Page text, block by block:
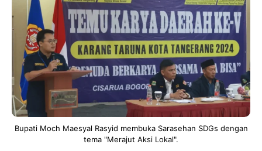
Bupati Moch Maesyal Rasyid membuka Sarasehan SDGs dengan
tema "Merajut Aksi Lokal".